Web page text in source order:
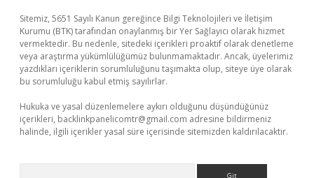
Sitemiz, 5651 Sayılı Kanun gereğince Bilgi Teknolojileri ve İletişim
Kurumu (BTK) tarafından onaylanmış bir Yer Sağlayıcı olarak hizmet
vermektedir. Bu nedenle, sitedeki içerikleri proaktif olarak denetleme
veya araştırma yükümlülüğümüz bulunmamaktadır. Ancak, üyelerimiz
yazdıkları içeriklerin sorumluluğunu taşımakta olup, siteye üye olarak
bu sorumluluğu kabul etmiş sayılırlar.
Hukuka ve yasal düzenlemelere aykırı olduğunu düşündüğünüz
içerikleri, backlinkpanelicomtr@gmail.com adresine bildirmeniz
halinde, ilgili içerikler yasal süre içerisinde sitemizden kaldırılacaktır.